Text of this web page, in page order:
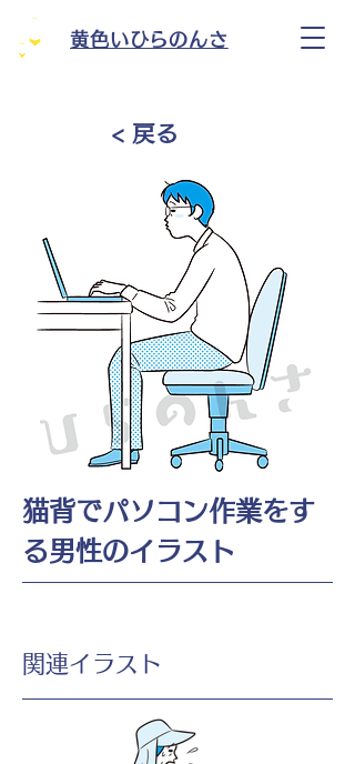
黄色いひらのんさ
< 戻る
猫背でパソコン作業をす
る男性のイラスト
​関連イラスト